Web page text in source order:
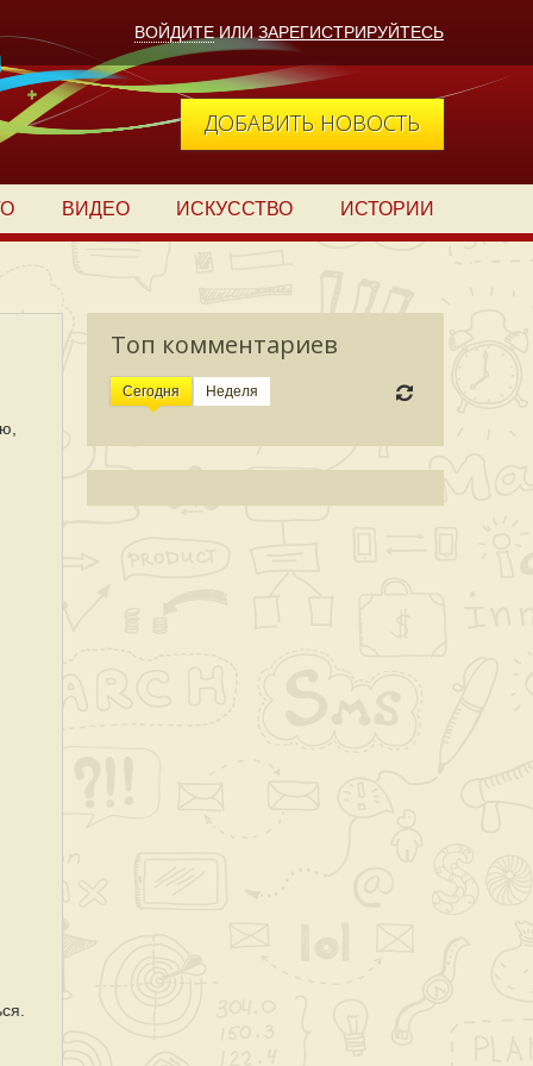
ВОЙДИТЕ ИЛИ ЗАРЕГИСТРИРУЙТЕСЬ
ДОБАВИТЬ НОВОСТЬ
ВИДЕО ИСКУССТВО ИСТОРИИ
Топ комментариев
Сегодня Неделя